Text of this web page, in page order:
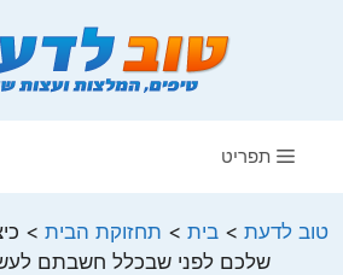
תפריט
טוב לדעת >בית > תחזוקת הבית >
שלכם לפני שבכלל חשבתם